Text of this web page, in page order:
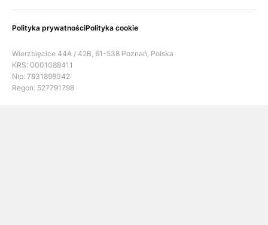
Polityka prywatnościPolityka cookie
Wierzbięcice 44A / 42B, 61-538 Poznań, Polska
KRS: 0001088411
Nip: 7831898042
Regon: 527791798